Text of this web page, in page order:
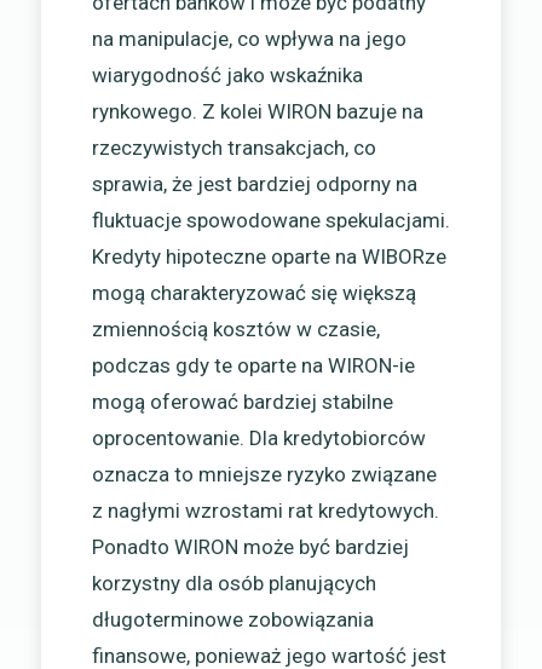
na manipulacje, co wpływa na jego
wiarygodność jako wskaźnika
rynkowego. Z kolei WIRON bazuje na
rzeczywistych transakcjach, co
sprawia, że jest bardziej odporny na
fluktuacje spowodowane spekulacjami.
Kredyty hipoteczne oparte na WIBORze
mogą charakteryzować się większą
zmiennością kosztów w czasie,
podczas gdy te oparte na WIRON-ie
mogą oferować bardziej stabilne
oprocentowanie. Dla kredytobiorców
oznacza to mniejsze ryzyko związane
z nagłymi wzrostami rat kredytowych.
Ponadto WIRON może być bardziej
korzystny dla osób planujących
długoterminowe zobowiązania
finansowe, ponieważ jego wartość jest